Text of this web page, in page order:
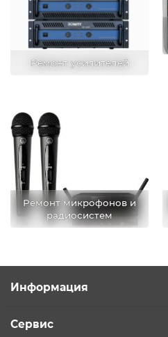
Ремонт усилителей
Ремонт микрофонов и
радиосистем
Информация
Сервис